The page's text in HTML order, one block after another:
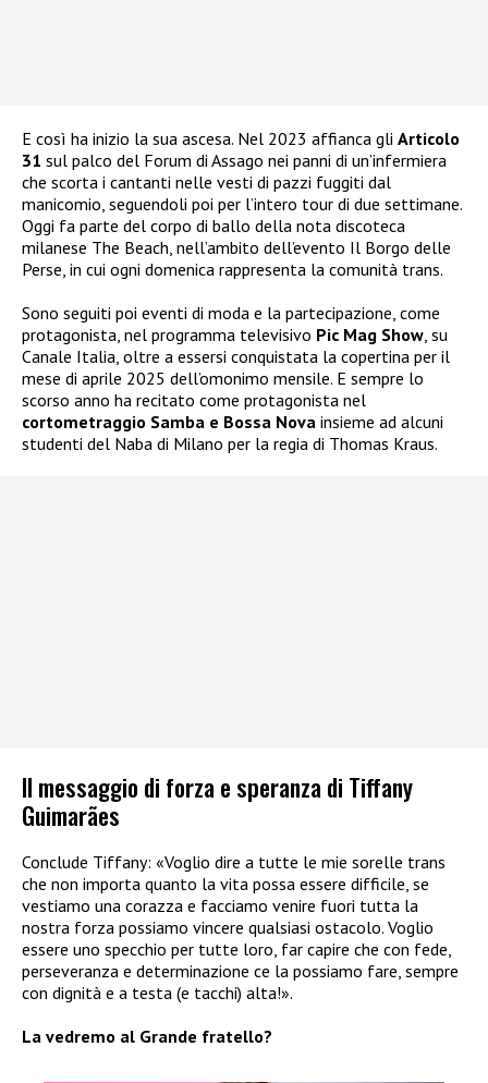
E così ha inizio la sua ascesa. Nel 2023 affianca gli Articolo
31 sul palco del Forum di Assago nei panni di un’infermiera
che scorta i cantanti nelle vesti di pazzi fuggiti dal
manicomio, seguendoli poi per l’intero tour di due settimane.
Oggi fa parte del corpo di ballo della nota discoteca
milanese The Beach, nell’ambito dell’evento Il Borgo delle
Perse, in cui ogni domenica rappresenta la comunità trans.
Sono seguiti poi eventi di moda e la partecipazione, come
protagonista, nel programma televisivo Pic Mag Show, su
Canale Italia, oltre a essersi conquistata la copertina per il
mese di aprile 2025 dell’omonimo mensile. E sempre lo
scorso anno ha recitato come protagonista nel
cortometraggio Samba e Bossa Nova insieme ad alcuni
studenti del Naba di Milano per la regia di Thomas Kraus.
Il messaggio di forza e speranza di Tiffany
Guimarães
Conclude Tiffany: «Voglio dire a tutte le mie sorelle trans
che non importa quanto la vita possa essere difficile, se
vestiamo una corazza e facciamo venire fuori tutta la
nostra forza possiamo vincere qualsiasi ostacolo. Voglio
essere uno specchio per tutte loro, far capire che con fede,
perseveranza e determinazione ce la possiamo fare, sempre
con dignità e a testa (e tacchi) alta!».
La vedremo al Grande fratello?